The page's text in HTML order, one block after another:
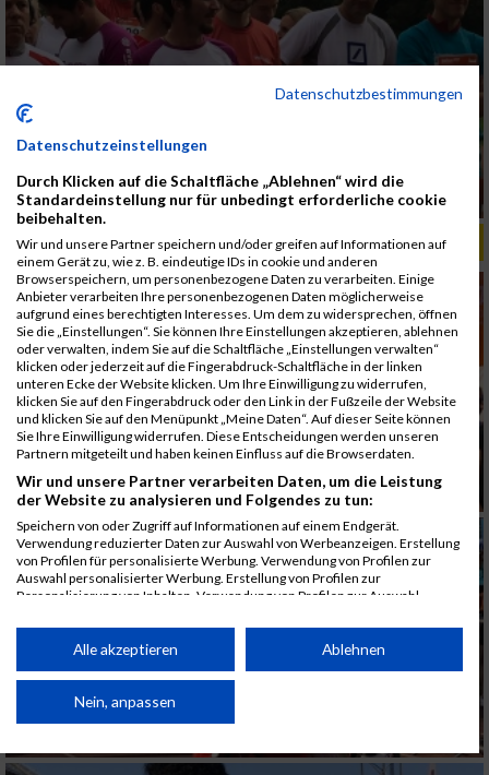
ALBUM B2RUN MÜNCHEN, B2RUN / 16.07.2019
Datenschutzbestimmungen
Datenschutzeinstellungen
Durch Klicken auf die Schaltfläche „Ablehnen“ wird die
Standardeinstellung nur für unbedingt erforderliche cookie
beibehalten.
Wir und unsere Partner speichern und/oder greifen auf Informationen auf
einem Gerät zu, wie z. B. eindeutige IDs in cookie und anderen
Browserspeichern, um personenbezogene Daten zu verarbeiten. Einige
Anbieter verarbeiten Ihre personenbezogenen Daten möglicherweise
aufgrund eines berechtigten Interesses. Um dem zu widersprechen, öffnen
Sie die „Einstellungen“. Sie können Ihre Einstellungen akzeptieren, ablehnen
oder verwalten, indem Sie auf die Schaltfläche „Einstellungen verwalten“
klicken oder jederzeit auf die Fingerabdruck-Schaltfläche in der linken
unteren Ecke der Website klicken. Um Ihre Einwilligung zu widerrufen,
klicken Sie auf den Fingerabdruck oder den Link in der Fußzeile der Website
und klicken Sie auf den Menüpunkt „Meine Daten“. Auf dieser Seite können
Sie Ihre Einwilligung widerrufen. Diese Entscheidungen werden unseren
Partnern mitgeteilt und haben keinen Einfluss auf die Browserdaten.
Wir und unsere Partner verarbeiten Daten, um die Leistung
der Website zu analysieren und Folgendes zu tun:
Speichern von oder Zugriff auf Informationen auf einem Endgerät.
Verwendung reduzierter Daten zur Auswahl von Werbeanzeigen. Erstellung
von Profilen für personalisierte Werbung. Verwendung von Profilen zur
Auswahl personalisierter Werbung. Erstellung von Profilen zur
Personalisierung von Inhalten. Verwendung von Profilen zur Auswahl
Performance von Inhalten. Analyse von Zielgruppen durch Statistiken oder
Kombinationen von Daten aus verschiedenen Quellen. Entwicklung und
von Inhalten.
Daten können außerhalb der Europäischen Union weitergegeben und in die
Website/App.
Alle akzeptieren Ablehnen
Nein, anpassen